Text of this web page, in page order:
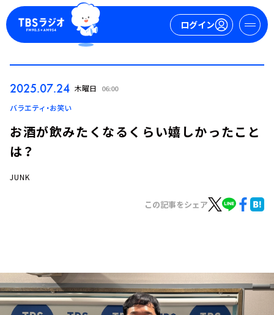
ログイン
ログイン
お知らせ
イベント・グッズ
YouTube
2025.07.24 木曜日 06:00
バラエティ・お笑い
お酒が飲みたくなるくらい嬉しかったこと
は？
JUNK
この記事をシェア